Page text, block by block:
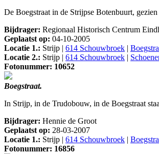
De Boegstraat in de Strijpse Botenbuurt,
Bijdrager: Regionaal Historisch Centrum
Geplaatst op: 04-10-2005
Locatie 1.: Strijp | 614 Schouwbroek |
Locatie 2.: Strijp | 614 Schouwbroek |
Fotonummer: 10652
Boegstraat.
In Strijp, in de Trudobouw, in de Boegstraat
Bijdrager: Hennie de Groot
Geplaatst op: 28-03-2007
Locatie 1.: Strijp | 614 Schouwbroek |
Fotonummer: 16856